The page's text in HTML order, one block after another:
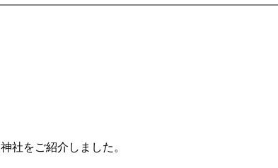
社をご紹介しました。